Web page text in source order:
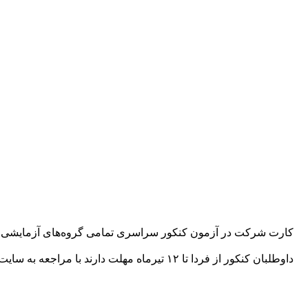
کارت شرکت در آزمون کنکور سراسری تمامی گروه‌های آزمایشی از فردا یکشنبه ۹ تیرماه بر روی سایت
داوطلبان کنکور از فردا تا ۱۲ تیرماه مهلت دارند با مراجعه به سایت سازمان سنجش به نشانی اینترنتی